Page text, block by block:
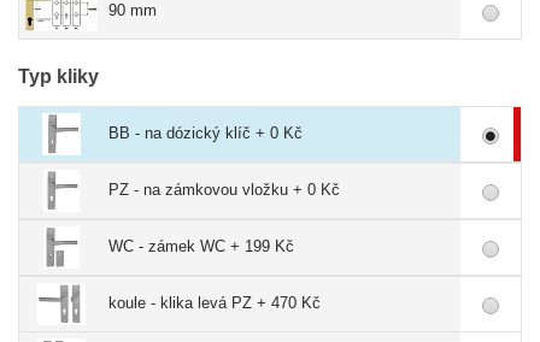
90 mm
Typ kliky
BB - na dózický klíč + 0 Kč
PZ - na zámkovou vložku + 0 Kč
WC - zámek WC + 199 Kč
koule - klika levá PZ + 470 Kč